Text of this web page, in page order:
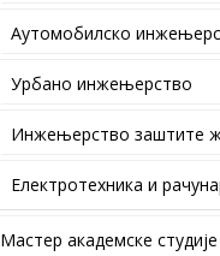
Аутомобилско
Урбано инжењерство
Инжењерство заштите
Електротехника и
Мастер академске студије